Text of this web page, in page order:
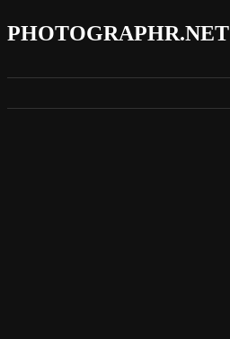
PHOTOGRAPHR.NET